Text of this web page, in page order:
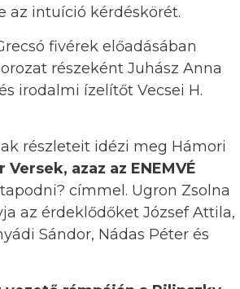
az intuíció kérdéskörét.
fivérek előadásában
részeként Juhász Anna
irodalmi ízelítőt Vecsei H.
részleteit idézi meg Hámori
Versek, azaz az ENEMVÉ
címmel. Ugron Zsolna
az érdeklődőket József Attila,
Sándor, Nádas Péter és